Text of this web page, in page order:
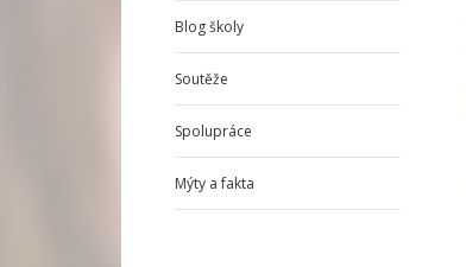
Blog školy
Soutěže
Spolupráce
Mýty a fakta